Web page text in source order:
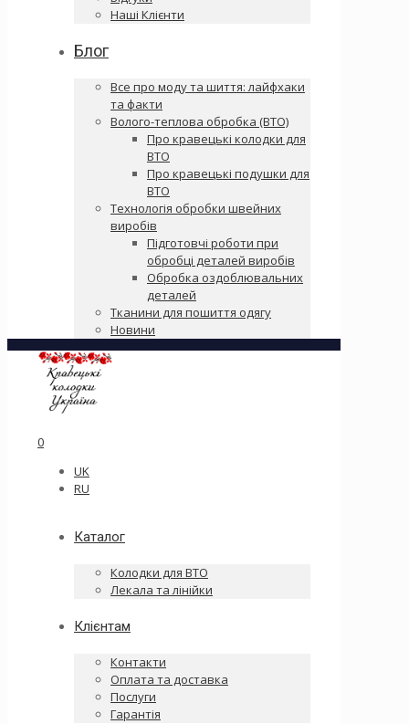
Наші Клієнти
Блог
Все про моду та шиття: лайфхаки
та факти
Волого-теплова обробка (ВТО)
Про кравецькі колодки для
ВТО
Про кравецькі подушки для
ВТО
Технологія обробки швейних
виробів
Підготовчі роботи при
обробці деталей виробів
Обробка оздоблювальних
деталей
Тканини для пошиття одягу
Новини
0
UK
RU
Каталог
Колодки для ВТО
Лекала та лінійки
Клієнтам
Контакти
Оплата та доставка
Послуги
Гарантія